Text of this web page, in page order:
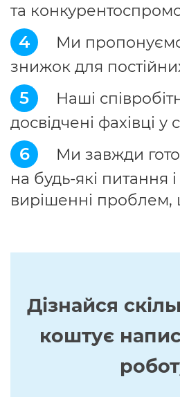
та
4
Ми
знижок для
5
Наші
досвідчені фахівці у
6
Ми завжди
на будь-які питання
вирішенні
Дізнайся
коштує